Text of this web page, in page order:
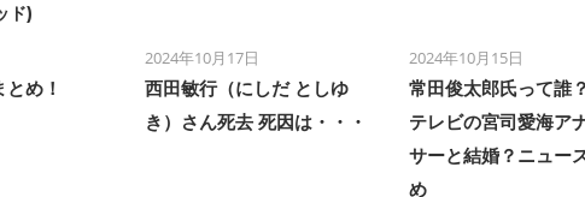
ド)
め！
2024年10月17日
西田敏行（にしだ としゆ
き）さん死去 死因は・・・
2024年10月15日
常田俊太郎氏って誰
テレビの宮司愛海ア
サーと結婚？ニュー
め